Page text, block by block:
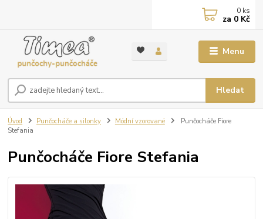
Menu
Hledat
0 ks
za 0 Kč
Úvod Punčocháče a silonky Módní vzorované
Punčocháče Fiore
Stefania
Punčocháče Fiore Stefania